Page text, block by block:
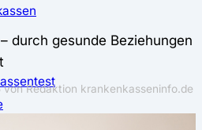
durch gesunde Beziehungen
von Redaktion krankenkasseninfo.de